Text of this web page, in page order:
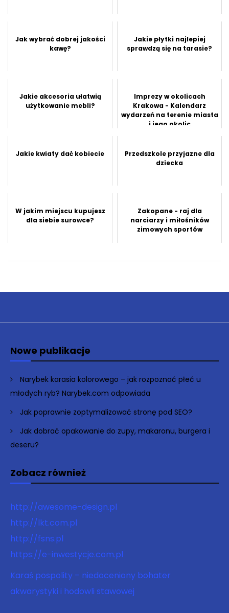
Jak wybrać dobrej jakości
kawę?
Jakie płytki najlepiej
sprawdzą się na tarasie?
Jakie akcesoria ułatwią
użytkowanie mebli?
Imprezy w okolicach
Krakowa - Kalendarz
wydarzeń na terenie miasta
i jego okolic
Jakie kwiaty dać kobiecie
Przedszkole przyjazne dla
dziecka
W jakim miejscu kupujesz
dla siebie surowce?
Zakopane - raj dla
narciarzy i miłośników
zimowych sportów
Nowe publikacje
Narybek karasia kolorowego – jak rozpoznać płeć u
młodych ryb? Narybek.com odpowiada
Jak poprawnie zoptymalizować stronę pod SEO?
Jak dobrać opakowanie do zupy, makaronu, burgera i
deseru?
Zobacz również
http://awesome-design.pl
http://lkt.com.pl
http://fsns.pl
https://e-inwestycje.com.pl
Karaś pospolity – niedoceniony bohater
akwarystyki i hodowli stawowej